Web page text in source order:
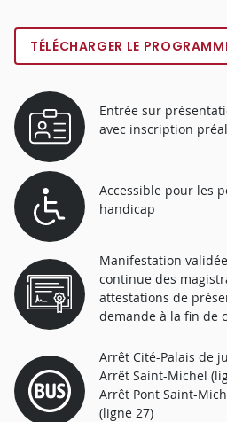
TÉLÉCHARGER LE
Entrée sur
avec inscription
Accessible pour les
handicap
Manifestation
continue des
attestations de
demande à la fin de
Arrêt Cité-Palais de
Arrêt Saint-Michel
Arrêt Pont Saint-
(ligne 27)